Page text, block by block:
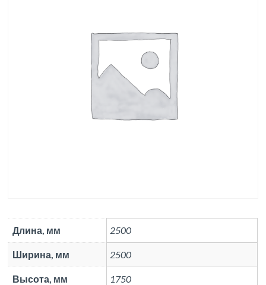
Длина, мм 2500
Ширина, мм 2500
Высота, мм 1750